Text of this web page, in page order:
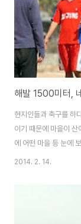
해발 1500미터,
현지인들과 축구를 하
이기 때문에 마을이 산
에 어떤 마을 등 눈에
을들이 옹기종기 모여
은 곳은 네팔 도티에
2014. 2. 14.